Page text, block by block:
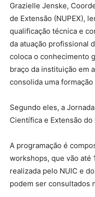
Grazielle Jenske,
de Extensão (NUPEX),
qualificação técnica e
da atuação profissional
coloca o conhecimento
braço da instituição em
consolida uma
Segundo eles, a
Científica e Extensão do
A programação é
workshops, que vão até
realizada pelo NUIC e
podem ser consultados